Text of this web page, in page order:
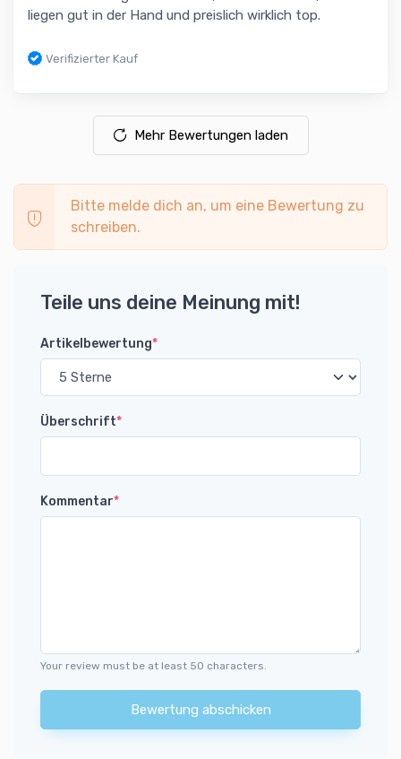
liegen gut in der Hand und preislich wirklich top.
Verifizierter Kauf
Mehr Bewertungen laden
Bitte melde dich an, um eine Bewertung zu
schreiben.
Teile uns deine Meinung mit!
Artikelbewertung*
Überschrift*
Kommentar*
Your review must be at least 50 characters.
Bewertung abschicken